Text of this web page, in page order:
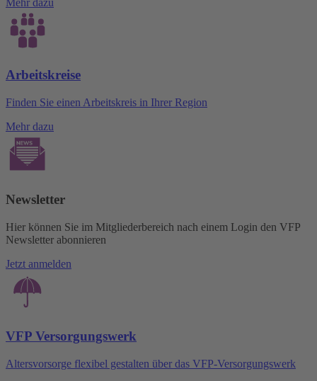
Arbeitskreise
Finden Sie einen Arbeitskreis in Ihrer Region
Mehr dazu
Newsletter
Hier können Sie im Mitgliederbereich nach einem Login den VFP
Newsletter abonnieren
Jetzt anmelden
VFP Versorgungswerk
Altersvorsorge flexibel gestalten über das VFP-Versorgungswerk